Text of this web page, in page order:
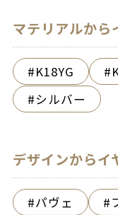
マテリアルから
K18YG
シルバー
デザインからイ
パヴェ